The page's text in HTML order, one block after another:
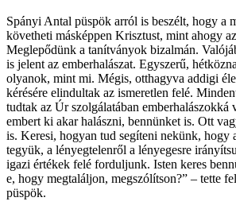
Spányi Antal püspök arról is beszélt, hogy a
követheti másképpen Krisztust, mint ahogy
Meglepődünk a tanítványok bizalmán.
is jelent az emberhalászat. Egyszerű,
olyanok, mint mi. Mégis, otthagyva addigi
kérésére elindultak az ismeretlen felé.
tudtak az Úr szolgálatában emberhalászokká
embert ki akar halászni, bennünket is. Ott
is. Keresi, hogyan tud segíteni nekünk, hogy
tegyük, a lényegtelenről a lényegesre
igazi értékek felé forduljunk. Isten keres
e, hogy megtaláljon, megszólítson?” – tette
püspök.